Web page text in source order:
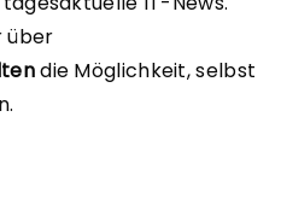
über
die Möglichkeit, selbst